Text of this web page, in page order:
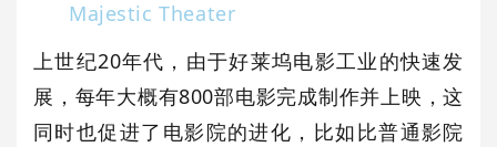
Majestic Theater
上世纪20年代， 由于好莱坞电影工业的快速发
展， 每年大概有800部电影完成制作并上映，这
同时也促进了电影院的进化， 比如比普通影院